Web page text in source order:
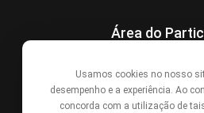
Área do
Denunciar este
Contato
Usamos cookies no nosso
desempenho e a experiência. Ao
concorda com a utilização de